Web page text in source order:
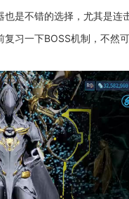
是不错的选择，尤其是连
习一下BOSS机制，不然